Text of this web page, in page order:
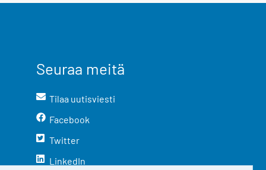
Seuraa meitä
Tilaa uutisviesti
Facebook
Twitter
LinkedIn